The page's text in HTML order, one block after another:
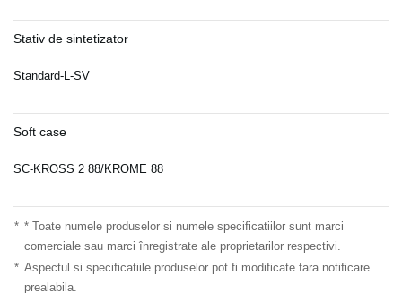
Stativ de sintetizator
Standard-L-SV
Soft case
SC-KROSS 2 88/KROME 88
* * Toate numele produselor si numele specificatiilor sunt marci
comerciale sau marci înregistrate ale proprietarilor respectivi.
* Aspectul si specificatiile produselor pot fi modificate fara notificare
prealabila.